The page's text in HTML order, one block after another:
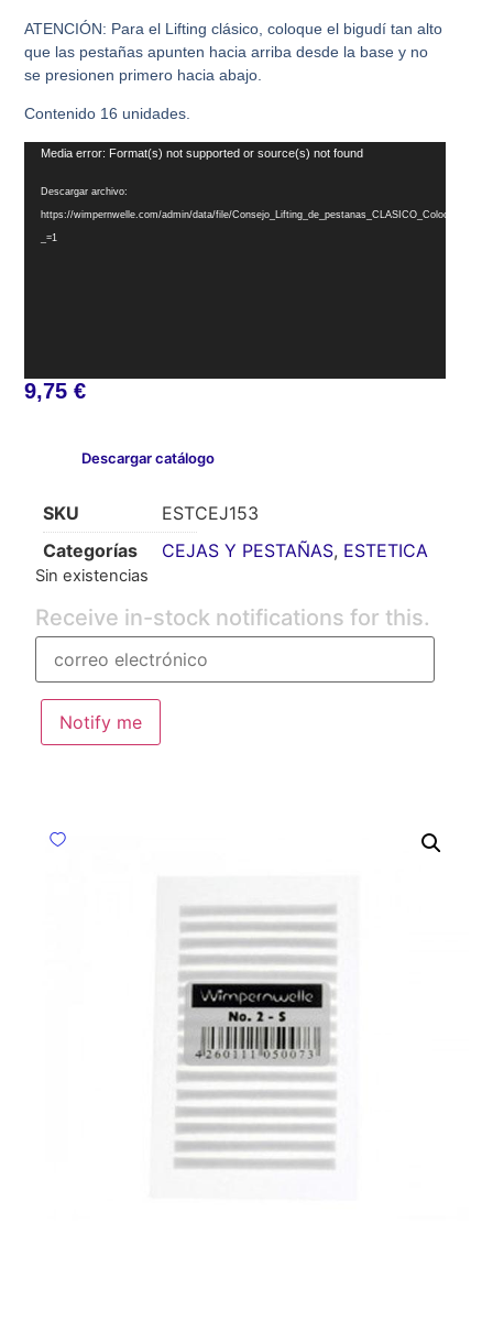
ATENCIÓN: Para el Lifting clásico, coloque el bigudí tan alto
que las pestañas apunten hacia arriba desde la base y no
se presionen primero hacia abajo.
Contenido 16 unidades.
Reproductor
vídeo
Media error: Format(s) not supported or source(s) not found
Descargar archivo:
https://wimpernwelle.com/admin/data/file/
_=1
9,75€
Descargar catálogo
SKU
ESTCEJ153
Categorías
CEJAS Y PESTAÑAS, ESTETICA
Sin existencias
Receive in-stock notifications for this.
Notify me